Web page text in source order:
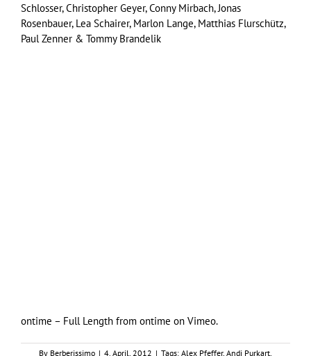
Schlosser, Christopher Geyer, Conny Mirbach, Jonas
Rosenbauer, Lea Schairer, Marlon Lange, Matthias Flurschütz,
Paul Zenner & Tommy Brandelik
ontime – Full Length from ontime on Vimeo.
By Berberissimo | 4. April, 2012 | Tags: Alex Pfeffer, Andi Purkart